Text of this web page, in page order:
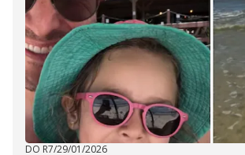
DO R7/29/01/2026